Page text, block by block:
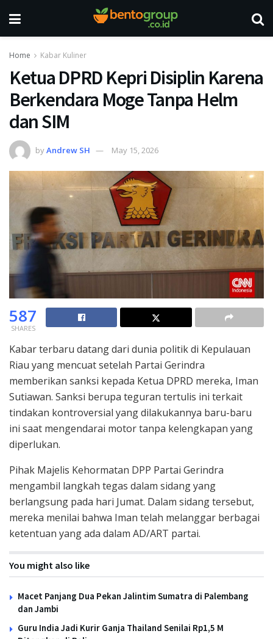
Home Kabar Kuliner
Ketua DPRD Kepri Disiplin Karena
Berkendara Moge Tanpa Helm
dan SIM
byAndrew SH May 15, 2026
587
SHARES
Kabar terbaru datang dari dunia politik di Kepulauan
Riau yang mencuat setelah Partai Gerindra
memberikan sanksi kepada Ketua DPRD mereka, Iman
Sutiawan. Sanksi berupa teguran tertulis ini terkait
tindakan kontroversial yang dilakukannya baru-baru
ini saat mengendarai motor tanpa kelengkapan yang
diperlukan.
Pihak Majelis Kehormatan DPP Partai Gerindra
mengambil langkah tegas dalam sidang yang
berlangsung pada hari Jumat. Dalam sidang tersebut,
mereka menilai bahwa Iman telah melanggar berbagai
ketentuan yang ada dalam AD/ART partai.
You might also like
Macet Panjang Dua Pekan Jalintim Sumatra di Palembang
dan Jambi
Guru India Jadi Kurir Ganja Thailand Senilai Rp1,5 M